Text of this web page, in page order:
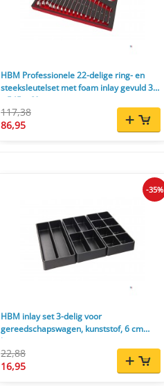
HBM Professionele 22-delige ring- en
steeksleutelset met foam inlay gevuld 390
x 545 x 60 mm
117,38
86,95
HBM inlay set 3-delig voor
gereedschapswagen, kunststof, 6 cm
hoog
22,88
16,95
-35%